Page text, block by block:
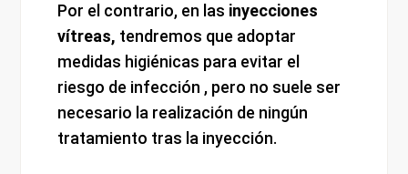
Por el contrario, en las inyecciones
vítreas, tendremos que adoptar
medidas higiénicas para evitar el
riesgo de infección , pero no suele ser
necesario la realización de ningún
tratamiento tras la inyección.